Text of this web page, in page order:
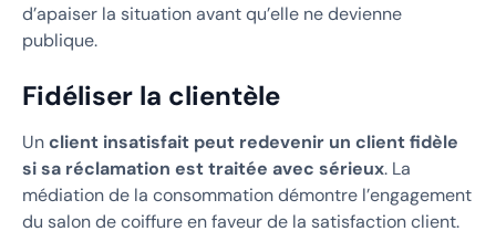
d’apaiser la situation avant qu’elle ne devienne
publique.
Fidéliser la clientèle
Unclient insatisfait peut redevenir un client fidèle
si sa réclamation est traitée avec sérieux. La
médiation de la consommation démontre l’engagement
du salon de coiffure en faveur de la satisfaction client.